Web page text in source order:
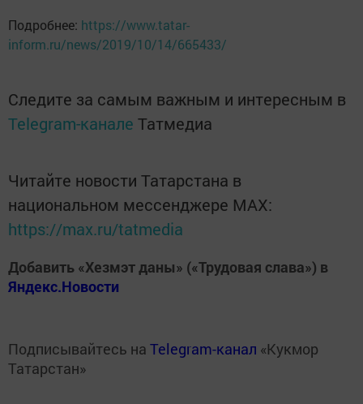
Подробнее: https://www.tatar-
inform.ru/news/2019/10/14/665433/
Следите за самым важным и интересным в
Telegram-канале Татмедиа
Читайте новости Татарстана в
национальном мессенджере MАХ:
https://max.ru/tatmedia
Добавить «Хезмэт даны» («Трудовая слава») в
Яндекс.Новости
Подписывайтесь на Telegram-канал «Кукмор
Татарстан»